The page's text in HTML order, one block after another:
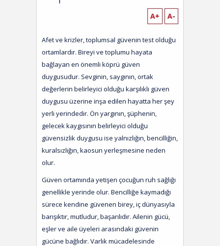
A+ A-
Afet ve krizler, toplumsal güvenin test olduğu
ortamlardır. Bireyi ve toplumu hayata
bağlayan en önemli köprü güven
duygusudur. Sevginin, saygının, ortak
değerlerin belirleyici olduğu karşılıklı güven
duygusu üzerine inşa edilen hayatta her şey
yerli yerindedir. Ön yargının, şüphenin,
gelecek kaygısının belirleyici olduğu
güvensizlik duygusu ise yalnızlığın, bencilliğin,
kuralsızlığın, kaosun yerleşmesine neden
olur.
Güven ortamında yetişen çocuğun ruh sağlığı
genellikle yerinde olur. Bencilliğe kaymadığı
sürece kendine güvenen birey, iç dünyasıyla
barışıktır, mutludur, başarılıdır. Ailenin gücü,
eşler ve aile üyeleri arasındaki güvenin
gücüne bağlıdır. Varlık mücadelesinde